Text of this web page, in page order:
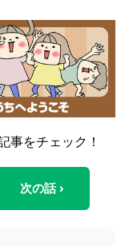
事をチェック！
次の話 ›